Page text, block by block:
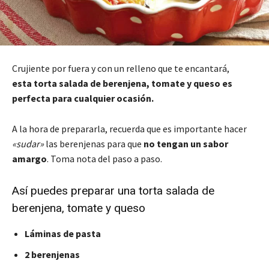
Crujiente por fuera y con un relleno que te encantará,
esta torta salada de berenjena, tomate y queso es
perfecta para cualquier ocasión.
A la hora de prepararla, recuerda que es importante hacer
«sudar»las berenjenas para que no tengan un sabor
amargo. Toma nota del paso a paso.
Así puedes preparar una torta salada de
berenjena, tomate y queso
Láminas de pasta
2 berenjenas